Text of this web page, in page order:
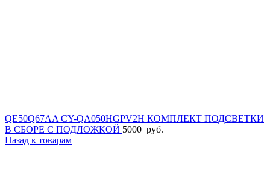
QE50Q67AA CY-QA050HGPV2H КОМПЛЕКТ ПОДСВЕТКИ
В СБОРЕ С ПОДЛОЖКОЙ 5000 руб.
Назад к товарам